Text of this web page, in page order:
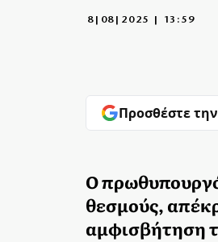
8|08|2025 | 13:59
Προσθέστε
Ο
θεσμούς,
αμφισβήτηση